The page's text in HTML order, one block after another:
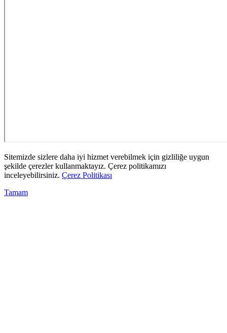
Sitemizde sizlere daha iyi hizmet verebilmek için gizliliğe uygun
şekilde çerezler kullanmaktayız. Çerez politikamızı
inceleyebilirsiniz. Çerez Politikası
Tamam